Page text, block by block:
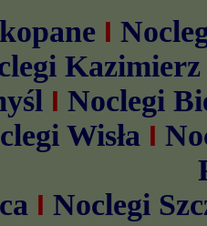
I
I Noclegi
Wisła I
I Noclegi